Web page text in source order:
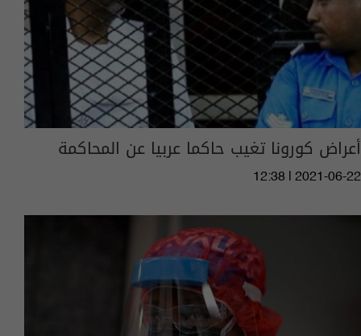
أعراض كورونا تغيب حاكما عربيا عن المحاكمة
12:38 | 2021-06-22